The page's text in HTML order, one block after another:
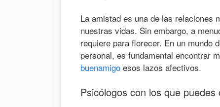
La amistad es una de las relaciones
nuestras vidas. Sin embargo, a
requiere para florecer. En un mundo
personal, es fundamental encontrar
buenamigo esos lazos afectivos.
Psicólogos con los que puedes